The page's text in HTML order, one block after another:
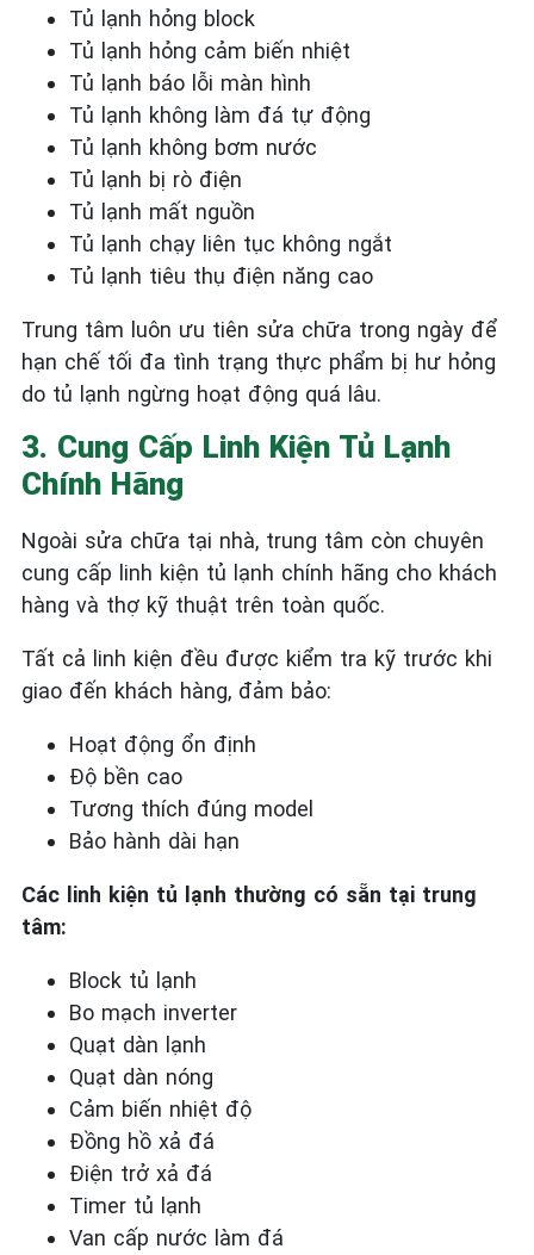
Tủ lạnh hỏng block
Tủ lạnh hỏng cảm biến nhiệt
Tủ lạnh báo lỗi màn hình
Tủ lạnh không làm đá tự động
Tủ lạnh không bơm nước
Tủ lạnh bị rò điện
Tủ lạnh mất nguồn
Tủ lạnh chạy liên tục không ngắt
Tủ lạnh tiêu thụ điện năng cao
Trung tâm luôn ưu tiên sửa chữa trong ngày để
hạn chế tối đa tình trạng thực phẩm bị hư hỏng
do tủ lạnh ngừng hoạt động quá lâu.
3. Cung Cấp Linh Kiện Tủ Lạnh
Chính Hãng
Ngoài sửa chữa tại nhà, trung tâm còn chuyên
cung cấp linh kiện tủ lạnh chính hãng cho khách
hàng và thợ kỹ thuật trên toàn quốc.
Tất cả linh kiện đều được kiểm tra kỹ trước khi
giao đến khách hàng, đảm bảo:
Hoạt động ổn định
Độ bền cao
Tương thích đúng model
Bảo hành dài hạn
Các linh kiện tủ lạnh thường có sẵn tại trung
tâm:
Block tủ lạnh
Bo mạch inverter
Quạt dàn lạnh
Quạt dàn nóng
Cảm biến nhiệt độ
Đồng hồ xả đá
Điện trở xả đá
Timer tủ lạnh
Van cấp nước làm đá